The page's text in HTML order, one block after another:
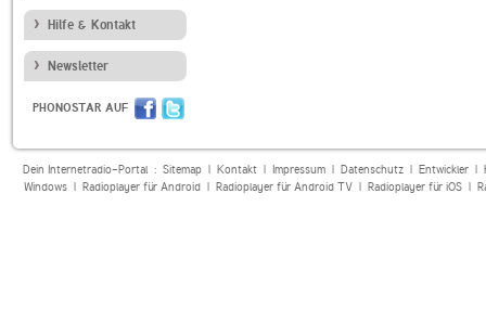
Hilfe & Kontakt
Newsletter
PHONOSTAR AUF
Dein Internetradio-Portal : Sitemap| Kontakt| Impressum| Datenschutz| Entwickler|
Windows| Radioplayer für Android| Radioplayer für Android TV| Radioplayer für iOS|